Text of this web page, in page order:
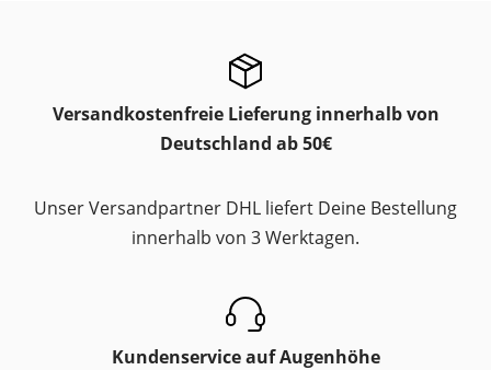
Versandkostenfreie Lieferung innerhalb von
Deutschland ab 50€
Unser Versandpartner DHL liefert Deine Bestellung
innerhalb von 3 Werktagen.
Kundenservice auf Augenhöhe